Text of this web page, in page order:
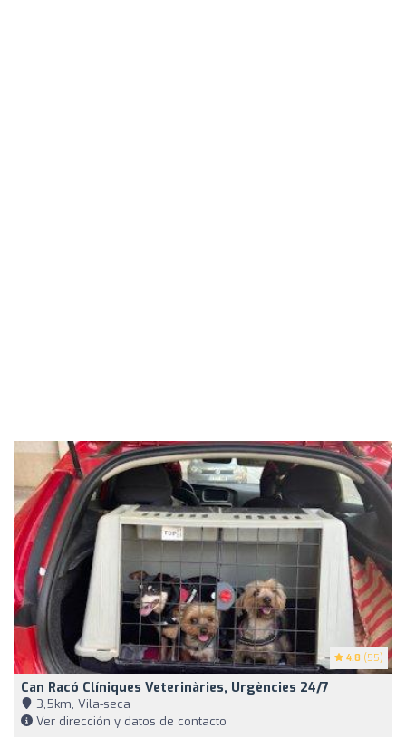
4.8 (55)
Can Racó Clíniques Veterinàries, Urgències 24/7
3,5km, Vila-seca
Ver dirección y datos de contacto